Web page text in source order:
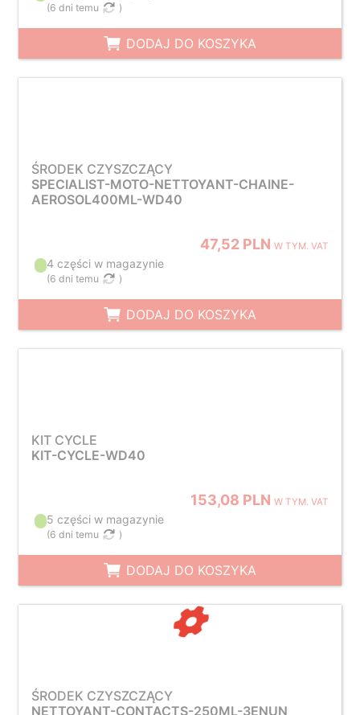
(6 dni temu )
DODAJ DO KOSZYKA
ŚRODEK CZYSZCZĄCY
SPECIALIST-MOTO-NETTOYANT-CHAINE-
AEROSOL400ML-WD40
47,52 PLNW TYM. VAT
4 części w magazynie
(6 dni temu )
DODAJ DO KOSZYKA
KIT CYCLE
KIT-CYCLE-WD40
153,08 PLNW TYM. VAT
5 części w magazynie
(6 dni temu )
DODAJ DO KOSZYKA
ŚRODEK CZYSZCZĄCY
NETTOYANT-CONTACTS-250ML-3ENUN